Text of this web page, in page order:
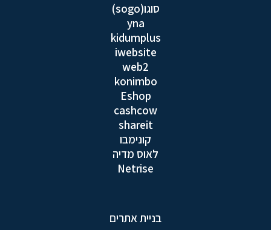
סוגו(sogo)
yna
kidumplus
iwebsite
web2
konimbo
Eshop
cashcow
shareit
קונימבו
לאוס מדיה
Netrise
בניית אתרים